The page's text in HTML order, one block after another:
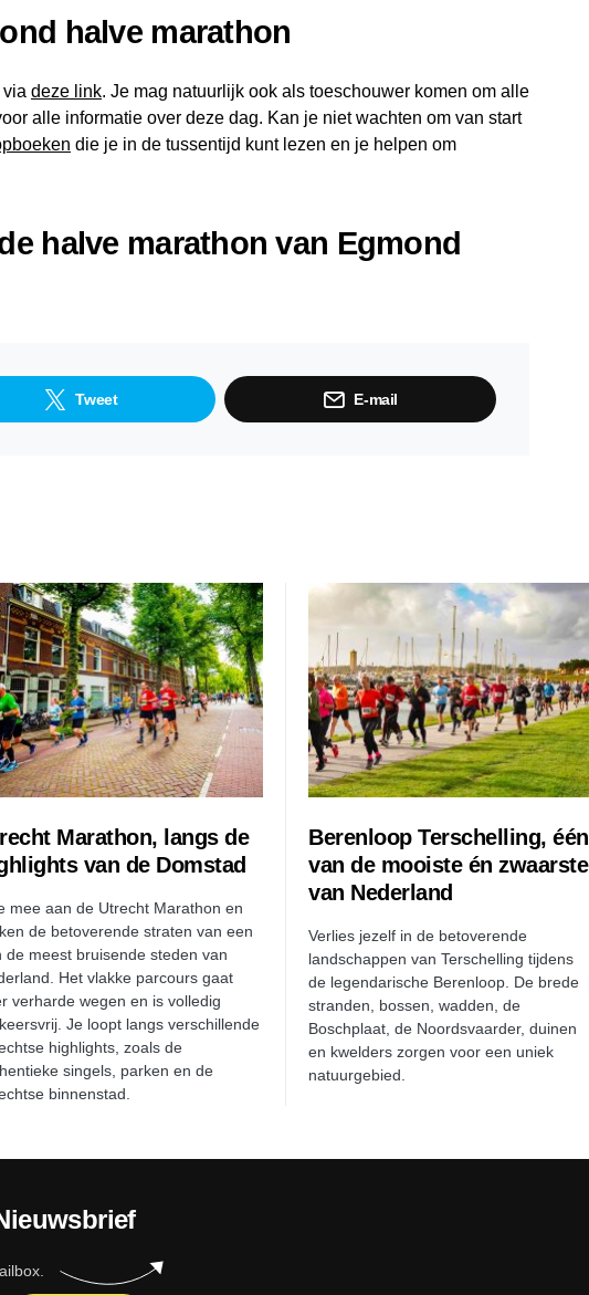
halve marathon
deze link. Je mag natuurlijk ook als toeschouwer komen om alle
alle informatie over deze dag. Kan je niet wachten om van start
die je in de tussentijd kunt lezen en je helpen om
halve marathon van Egmond
Tweet E-mail
Marathon, langs de
van de Domstad
mee aan de Utrecht Marathon en
de betoverende straten van een
de meest bruisende steden van
Het vlakke parcours gaat
verharde wegen en is volledig
Je loopt langs verschillende
highlights, zoals de
singels, parken en de
binnenstad.
Berenloop Terschelling, één
van de mooiste én zwaarste
van Nederland
Verlies jezelf in de betoverende
landschappen van Terschelling tijdens
de legendarische Berenloop. De brede
stranden, bossen, wadden, de
Boschplaat, de Noordsvaarder, duinen
en kwelders zorgen voor een uniek
natuurgebied.